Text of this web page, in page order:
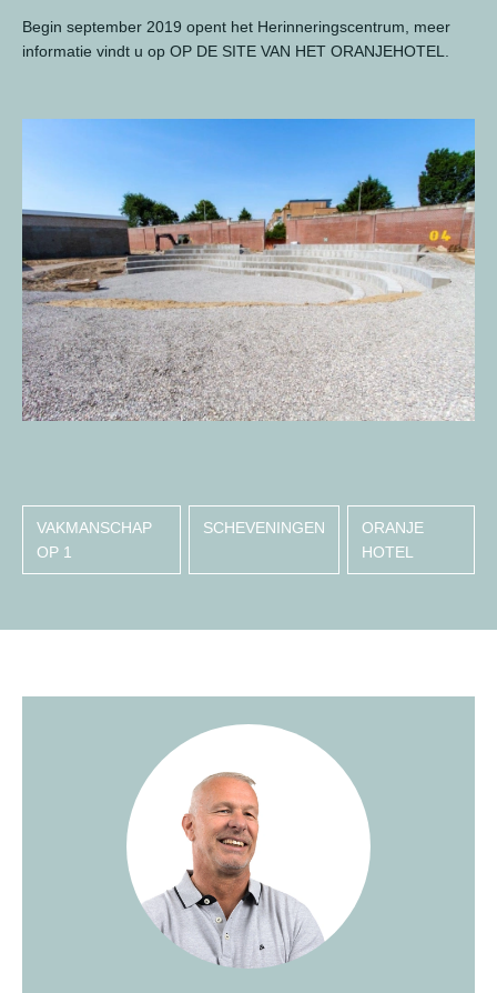
Begin september 2019 opent het Herinneringscentrum, meer
informatie vindt u op OP DE SITE VAN HET ORANJEHOTEL
VAKMANSCHAP
OP 1
SCHEVENINGEN
ORANJE
HOTEL